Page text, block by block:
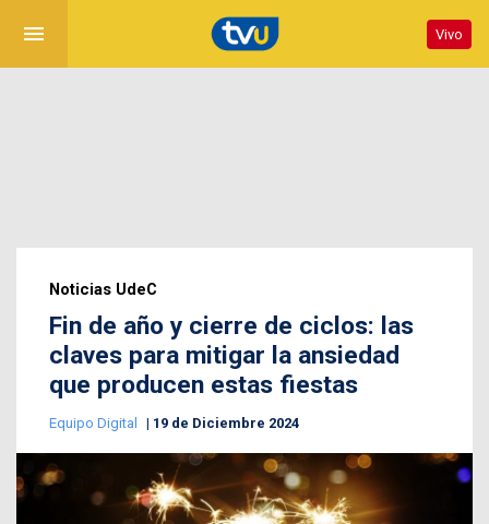
menu Vivo
Noticias UdeC
Fin de año y cierre de ciclos: las
claves para mitigar la ansiedad
que producen estas fiestas
Equipo Digital 19 de Diciembre 2024